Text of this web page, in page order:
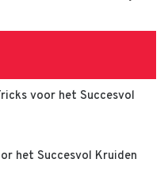
voor het Succesvol
het Succesvol Kruiden